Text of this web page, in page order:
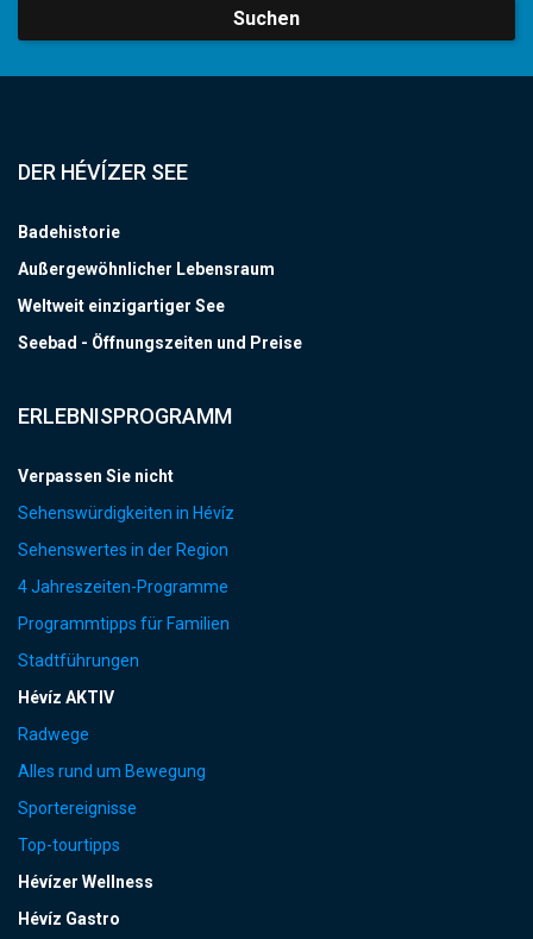
Suchen
DER HÉVÍZER SEE
Badehistorie
Außergewöhnlicher Lebensraum
Weltweit einzigartiger See
Seebad - Öffnungszeiten und Preise
ERLEBNISPROGRAMM
Verpassen Sie nicht
Sehenswürdigkeiten in Hévíz
Sehenswertes in der Region
4 Jahreszeiten-Programme
Programmtipps für Familien
Stadtführungen
Hévíz AKTIV
Radwege
Alles rund um Bewegung
Sportereignisse
Top-tourtipps
Hévízer Wellness
Hévíz Gastro